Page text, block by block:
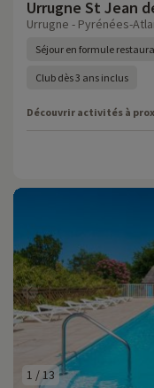
Urrugne St Jean
Urrugne - Pyrénées-
Séjour en formule
Club dès 3 ans inclus
Découvrir activités à
1 /13